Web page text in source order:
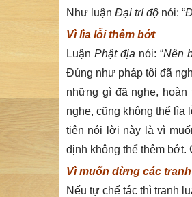
Như luận Đại trí độ nói: “
Vì lìa lỗi thêm bớt
LuậnPhật địa nói: “Nên
Đúng như pháp tôi đã
những gì đã nghe,
nghe, cũng không thể lìa
tiên nói lời này là vì
định không thể thêm bớt.
Vì muốn dừng các
Nếu tự chế tác thì tranh